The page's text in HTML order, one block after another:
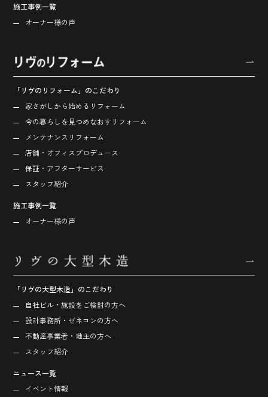
施工事例一覧
オーナー様の声
「リヴのリフォーム」のこだわり
家さがしから始める リフォーム
今の暮らしを見つめなおす リフォーム
メンテナンスリフォーム
店舗・オフィス プロデュース
保証・アフターサービス
スタッフ紹介
施工事例一覧
オーナー様の声
「リヴの大型木造」のこだわり
自社ビル・施設をご検討の方へ
設計事務所・ゼネコンの方へ
不動産事業者・地主の方へ
スタッフ紹介
ニュース一覧
イベント情報